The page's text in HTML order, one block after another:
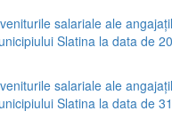
salariale ale
Slatina la data de
salariale ale
Slatina la data de